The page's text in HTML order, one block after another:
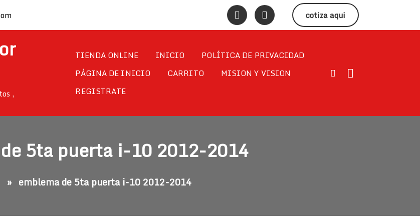
cotiza aqui
,
TIENDA ONLINE INICIO
POLÍTICA DE PRIVACIDAD
PÁGINA DE INICIO
CARRITO
MISION Y VISION
REGISTRATE
5ta puerta i-10 2012-2014
emblema de 5ta puerta i-10 2012-2014